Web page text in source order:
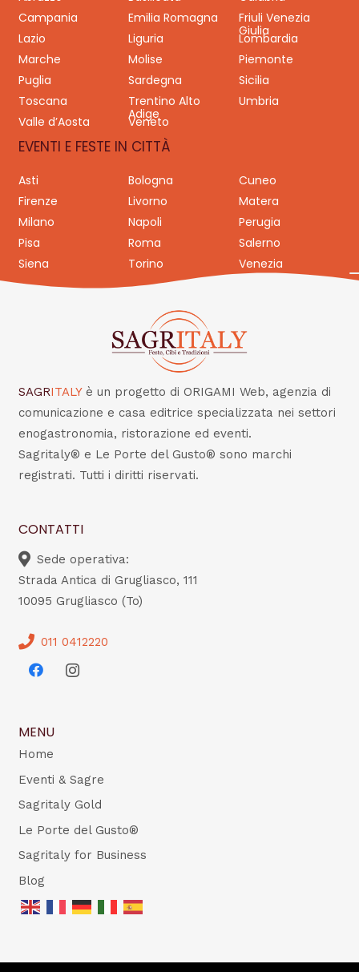
Campania
Emilia Romagna
Friuli Venezia
Giulia
Lazio Liguria
Lombardia
Marche
Molise
Piemonte
Puglia
Sardegna
Sicilia
Toscana
Trentino Alto
Adige
Umbria
Valle d’Aosta
Veneto
EVENTI E FESTE IN CITTÀ
Asti Bologna
Cuneo
Firenze
Livorno
Matera
Milano
Napoli
Perugia
Pisa
Roma
Salerno
Siena
Torino Venezia
SAGRITALY è un progetto di ORIGAMI Web, agenzia di
comunicazione e casa editrice specializzata nei settori
enogastronomia, ristorazione ed eventi.
Sagritaly® e Le Porte del Gusto® sono marchi
registrati. Tutti i diritti riservati.
CONTATTI
Sede operativa:
Strada Antica di Grugliasco, 111
10095 Grugliasco (To)
011 0412220
MENU
Home
Eventi & Sagre
Sagritaly Gold
Le Porte del Gusto®
Sagritaly for Business
Blog